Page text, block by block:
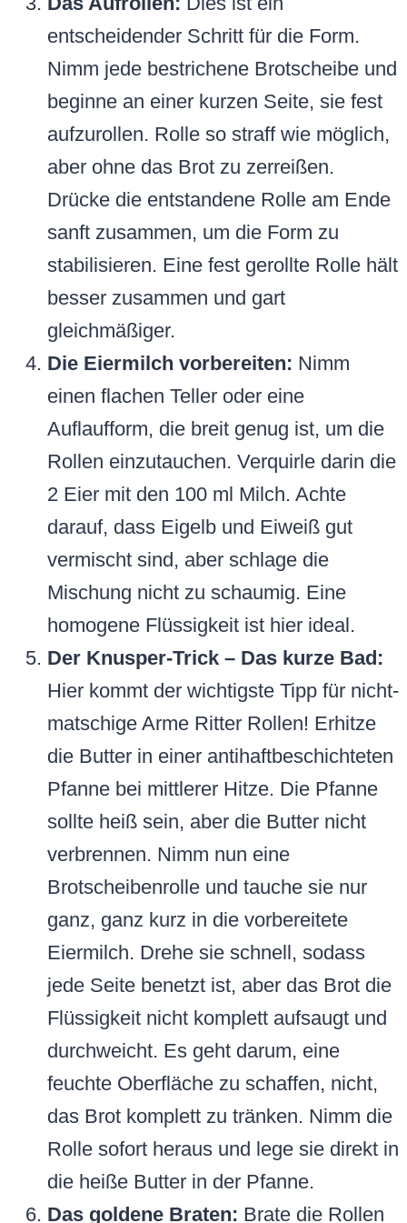
entscheidender Schritt für die Form.
Nimm jede bestrichene Brotscheibe und
beginne an einer kurzen Seite, sie fest
aufzurollen. Rolle so straff wie möglich,
aber ohne das Brot zu zerreißen.
Drücke die entstandene Rolle am Ende
sanft zusammen, um die Form zu
stabilisieren. Eine fest gerollte Rolle hält
besser zusammen und gart
gleichmäßiger.
Die Eiermilch vorbereiten: Nimm
einen flachen Teller oder eine
Auflaufform, die breit genug ist, um die
Rollen einzutauchen. Verquirle darin die
2 Eier mit den 100 ml Milch. Achte
darauf, dass Eigelb und Eiweiß gut
vermischt sind, aber schlage die
Mischung nicht zu schaumig. Eine
homogene Flüssigkeit ist hier ideal.
Der Knusper-Trick – Das kurze Bad:
Hier kommt der wichtigste Tipp für nicht-
matschige Arme Ritter Rollen! Erhitze
die Butter in einer antihaftbeschichteten
Pfanne bei mittlerer Hitze. Die Pfanne
sollte heiß sein, aber die Butter nicht
verbrennen. Nimm nun eine
Brotscheibenrolle und tauche sie nur
ganz, ganz kurz in die vorbereitete
Eiermilch. Drehe sie schnell, sodass
jede Seite benetzt ist, aber das Brot die
Flüssigkeit nicht komplett aufsaugt und
durchweicht. Es geht darum, eine
feuchte Oberfläche zu schaffen, nicht,
das Brot komplett zu tränken. Nimm die
Rolle sofort heraus und lege sie direkt in
die heiße Butter in der Pfanne.
Das goldene Braten: Brate die Rollen